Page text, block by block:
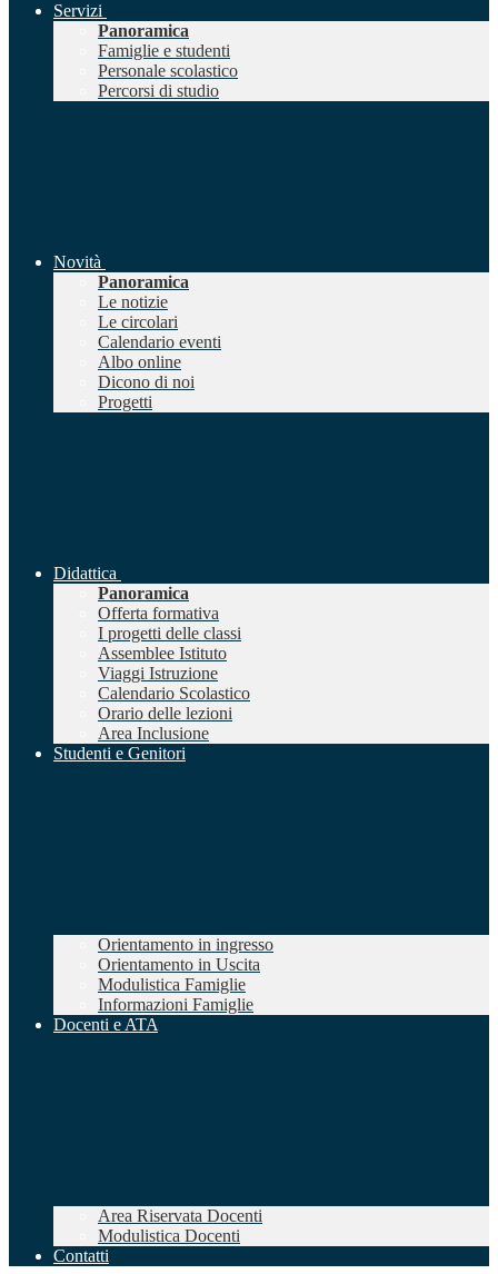
Servizi
Panoramica
Famiglie e studenti
Personale scolastico
Percorsi di studio
Novità
Panoramica
Le notizie
Le circolari
Calendario eventi
Albo online
Dicono di noi
Progetti
Didattica
Panoramica
Offerta formativa
I progetti delle classi
Assemblee Istituto
Viaggi Istruzione
Calendario Scolastico
Orario delle lezioni
Area Inclusione
Studenti e Genitori
Orientamento in ingresso
Orientamento in Uscita
Modulistica Famiglie
Informazioni Famiglie
Docenti e ATA
Area Riservata Docenti
Modulistica Docenti
Contatti